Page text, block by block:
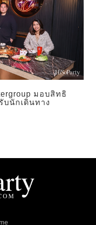
มอบสิทธิ
บนักเดินทาง